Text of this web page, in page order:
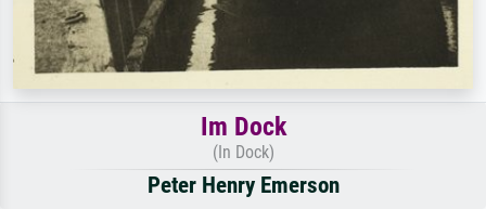
Im Dock
(In Dock)
Peter Henry Emerson